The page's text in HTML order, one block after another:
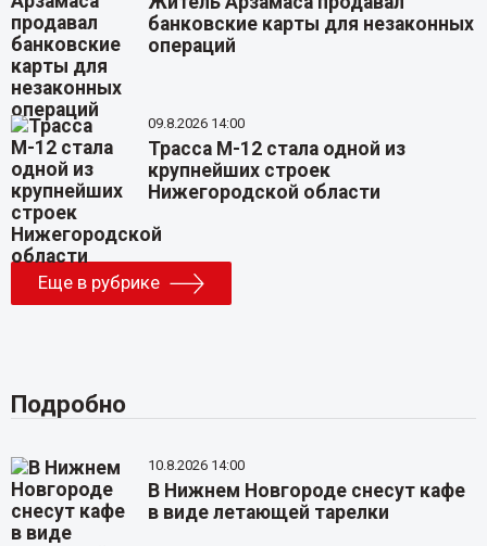
банковские карты для незаконных
операций
09.8.2026 14:00
Трасса М-12 стала одной из
крупнейших строек
Нижегородской области
Еще в рубрике
Подробно
10.8.2026 14:00
В Нижнем Новгороде снесут кафе
в виде летающей тарелки